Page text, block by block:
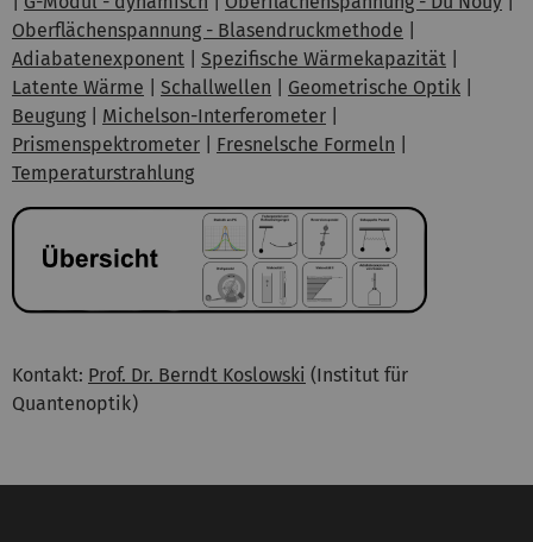
Oberflächenspannung - Blasendruckmethode
Adiabatenexponent
Spezifische Wärmekapazität
Latente Wärme
Schallwellen Geometrische Optik
Beugung
Michelson-Interferometer
Prismenspektrometer
Fresnelsche Formeln
Temperaturstrahlung
Kontakt: Prof. Dr. Berndt Koslowski (Institut für
Quantenoptik)